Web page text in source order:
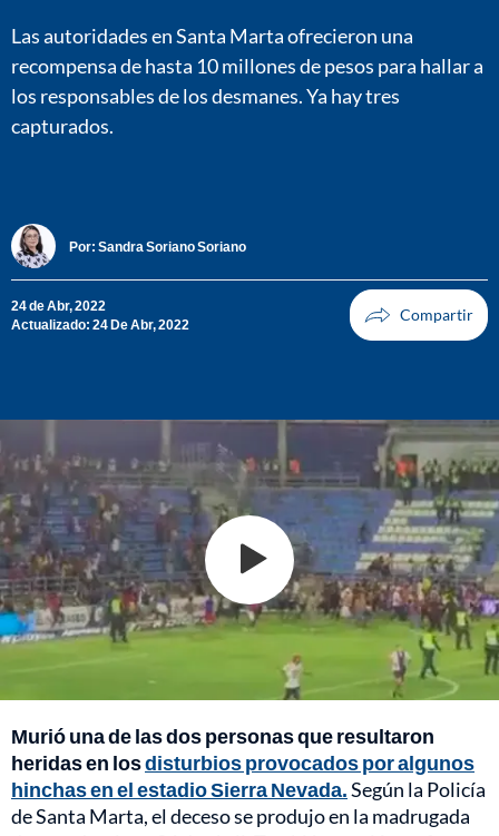
Las autoridades en Santa Marta ofrecieron una
recompensa de hasta 10 millones de pesos para hallar a
los responsables de los desmanes. Ya hay tres
capturados.
Por: Sandra Soriano Soriano
24 de Abr, 2022
Actualizado: 24 De Abr, 2022
Murió una de las dos personas que resultaron
heridas en losdisturbios provocados por algunos
hinchas en el estadio Sierra Nevada.Según la Policía
de Santa Marta, el deceso se produjo en la madrugada